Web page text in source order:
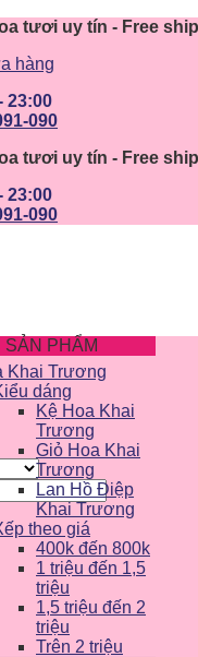
tươi uy tín - Free
hàng
23:00
090
tươi uy tín - Free
23:00
090
SẢN PHẨM
Khai Trương
dáng
Kệ Hoa Khai
Trương
Giỏ Hoa Khai
Trương
Lan Hồ Điệp
Khai Trương
theo giá
400k đến 800k
1 triệu đến 1,5
triệu
1,5 triệu đến 2
triệu
Trên 2 triệu